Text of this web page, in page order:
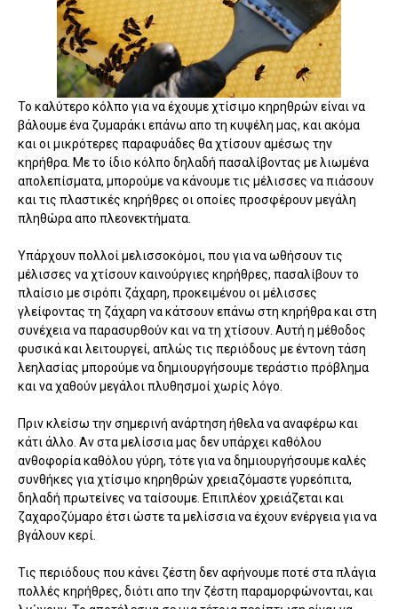
Το καλύτερο κόλπο για να έχουμε χτίσιμο κηρηθρών είναι να
βάλουμε ένα ζυμαράκι επάνω απο τη κυψέλη μας, και ακόμα
και οι μικρότερες παραφυάδες θα χτίσουν αμέσως την
κηρήθρα. Με το ίδιο κόλπο δηλαδή πασαλίβοντας με λιωμένα
απολεπίσματα, μπορούμε να κάνουμε τις μέλισσες να πιάσουν
και τις πλαστικές κηρήθρες οι οποίες προσφέρουν μεγάλη
πληθώρα απο πλεονεκτήματα.
Υπάρχουν πολλοί μελισσοκόμοι, που για να ωθήσουν τις
μέλισσες να χτίσουν καινούργιες κηρήθρες, πασαλίβουν το
πλαίσιο με σιρόπι ζάχαρη, προκειμένου οι μέλισσες
γλείφοντας τη ζάχαρη να κάτσουν επάνω στη κηρήθρα και στη
συνέχεια να παρασυρθούν και να τη χτίσουν. Αυτή η μέθοδος
φυσικά και λειτουργεί, απλώς τις περιόδους με έντονη τάση
λεηλασίας μπορούμε να δημιουργήσουμε τεράστιο πρόβλημα
και να χαθούν μεγάλοι πλυθησμοί χωρίς λόγο.
Πριν κλείσω την σημερινή ανάρτηση ήθελα να αναφέρω και
κάτι άλλο. Αν στα μελίσσια μας δεν υπάρχει καθόλου
ανθοφορία καθόλου γύρη, τότε για να δημιουργήσουμε καλές
συνθήκες για χτίσιμο κηρηθρών χρειαζόμαστε γυρεόπιτα,
δηλαδή πρωτείνες να ταίσουμε. Επιπλέον χρειάζεται και
ζαχαροζύμαρο έτσι ώστε τα μελίσσια να έχουν ενέργεια για να
βγάλουν κερί.
Τις περιόδους που κάνει ζέστη δεν αφήνουμε ποτέ στα πλάγια
πολλές κηρήθρες, διότι απο την ζέστη παραμορφώνονται, και